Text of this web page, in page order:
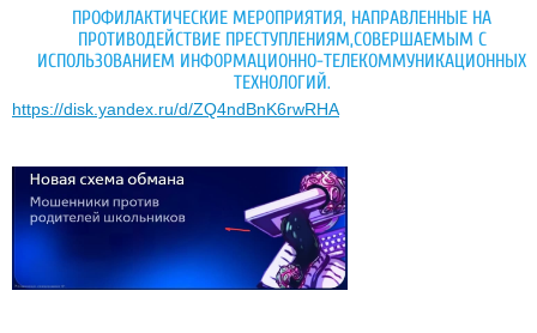
ПРОФИЛАКТИЧЕСКИЕ МЕРОПРИЯТИЯ, НАПРАВЛЕННЫЕ НА
ПРОТИВОДЕЙСТВИЕ ПРЕСТУПЛЕНИЯМ,СОВЕРШАЕМЫМ С
ИСПОЛЬЗОВАНИЕМ ИНФОРМАЦИОННО-ТЕЛЕКОММУНИКАЦИОННЫХ
ТЕХНОЛОГИЙ.
https://disk.yandex.ru/d/ZQ4ndBnK6rwRHA